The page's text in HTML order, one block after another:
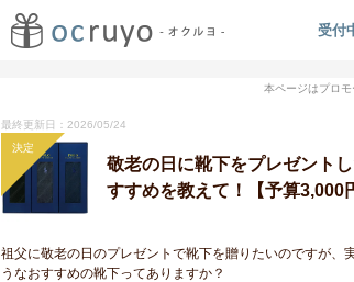
受付
本ページはプロ
最終更新日：2026/05/24
決定
敬老の日に靴下をプレゼント
すすめを教えて！【予算3,000
祖父に敬老の日のプレゼントで靴下を贈りたいのですが
うなおすすめの靴下ってありますか？